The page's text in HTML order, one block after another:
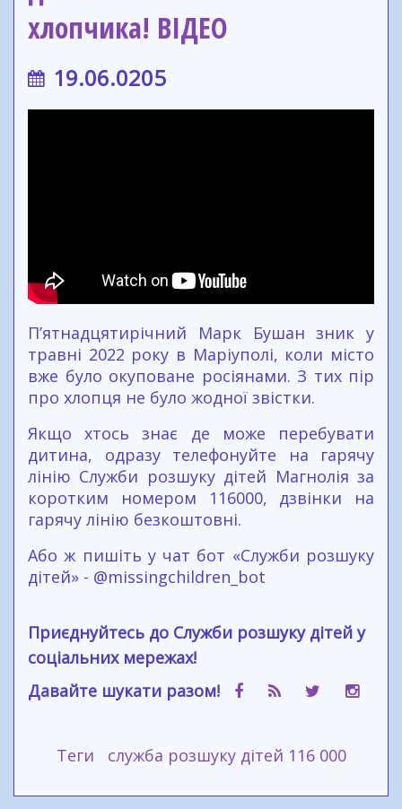
хлопчика! ВІДЕО
19.06.0205
П’ятнадцятирічний Марк Бушан зник у
травні 2022 року в Маріуполі, коли місто
вже було окуповане росіянами. З тих пір
про хлопця не було жодної звістки.
Якщо хтось знає де може перебувати
дитина, одразу телефонуйте на гарячу
лінію Служби розшуку дітей Магнолія за
коротким номером 116000, дзвінки на
гарячу лінію безкоштовні.
Або ж пишіть у чат бот «Служби розшуку
дітей» - @missingchildren_bot
Приєднуйтесь до Служби розшуку дітей у
соціальних мережах!
Давайте шукати разом!
Теги служба розшуку дітей 116 000